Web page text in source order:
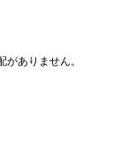
ありません。